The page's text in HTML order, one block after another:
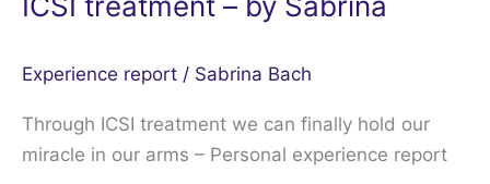
Experience report / Sabrina Bach
Through ICSI treatment we can finally hold our
miracle in our arms – Personal experience report